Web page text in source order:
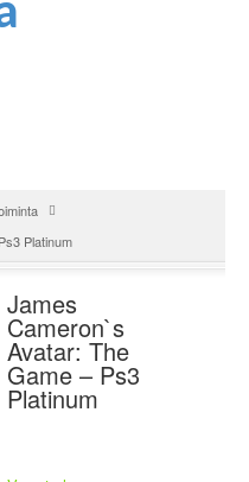
Platinum
James
Cameron`s
Avatar: The
Game – Ps3
Platinum